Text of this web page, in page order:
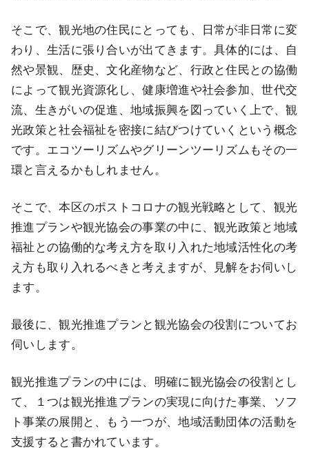
そこで、観光地の住民にとっても、日常が非日常に変
わり、生活に張り合いが出てきます。具体的には、自
然や景観、歴史、文化産物など、行政と住民との協働
によって観光資源化し、健康増進や社会参加、世代交
流、生きがいの促進、地域振興を図っていく上で、観
光政策と社会福祉を密接に結びつけていくという概念
です。エコツーリズムやグリーンツーリズムもその一
環と言えるかもしれません。
そこで、本区のポストコロナの観光戦略として、観光
推進プランや観光協会の事業の中に、観光政策と地域
福祉との協働的な考え方を取り入れた地域活性化の考
え方も取り入れるべきと考えますが、見解をお伺いし
ます。
最後に、観光推進プランと観光協会の役割についてお
伺いします。
観光推進プランの中には、明確に観光協会の役割とし
て、１つは観光推進プランの実現に向けた事業、ソフ
ト事業の展開と、もう一つが、地域活動団体の活動を
支援すると書かれています。